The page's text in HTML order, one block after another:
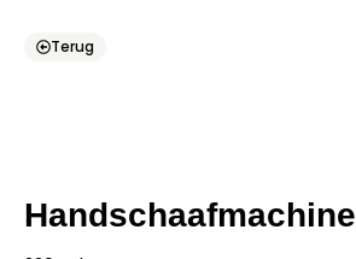
Terug
Handschaafmachine